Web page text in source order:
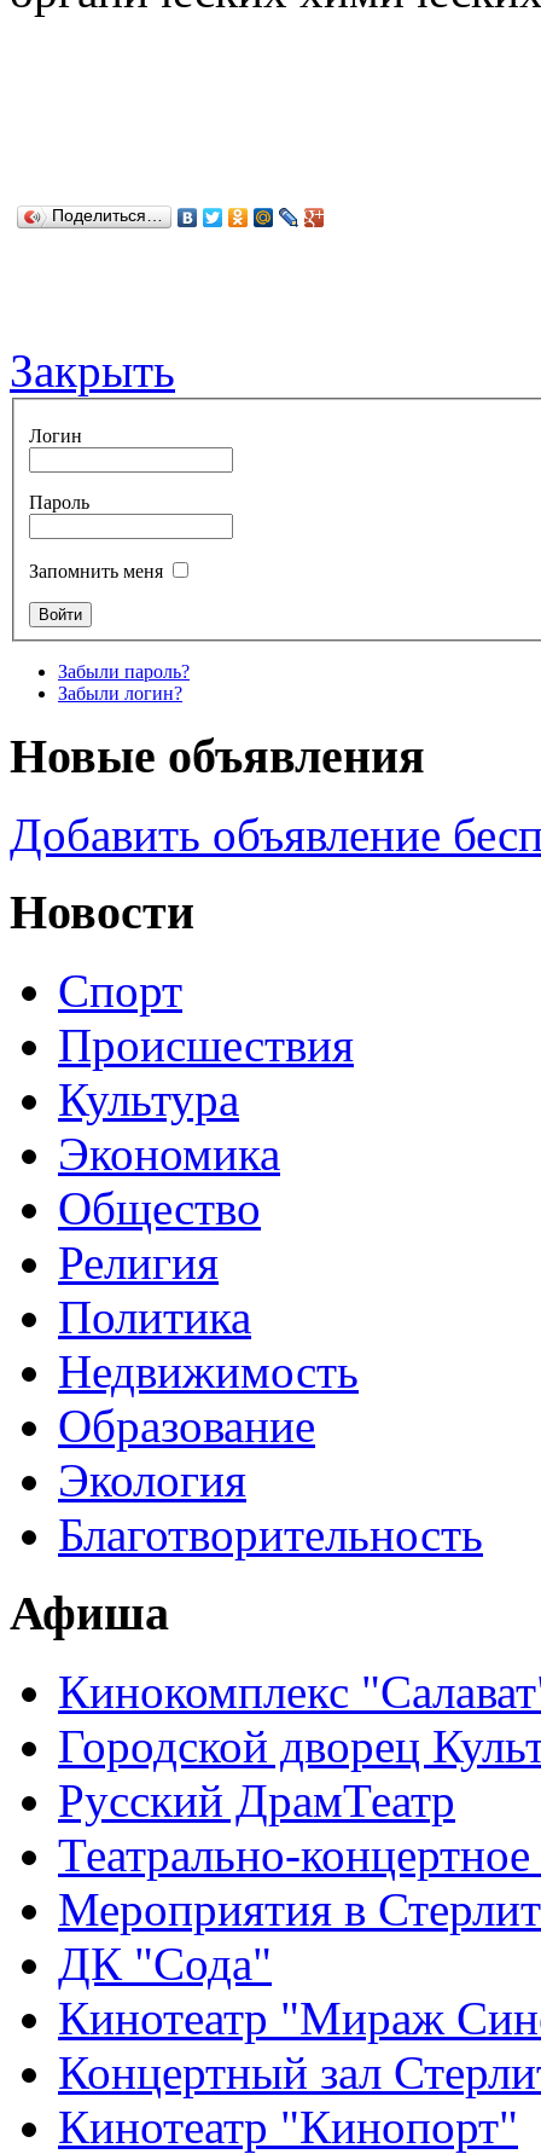
Поделиться…
Закрыть
Логин
Пароль
Запомнить меня
Забыли пароль?
Забыли логин?
Новые объявления
Добавить объявление
Новости
Спорт
Происшествия
Культура
Экономика
Общество
Религия
Политика
Недвижимость
Образование
Экология
Благотворительность
Афиша
Кинокомплекс
Городской дворец
Русский ДрамТеатр
Театрально-
Мероприятия в
ДК "Сода"
Кинотеатр "Мираж
Концертный зал
Кинотеатр "Кинопорт"